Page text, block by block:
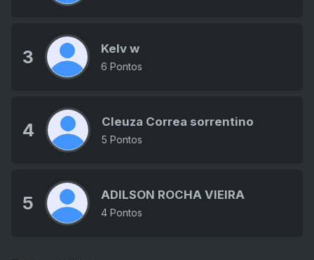
3 Kelv w
6 Pontos
4 Cleuza Correa sorrentino
5 Pontos
5 ADILSON ROCHA VIEIRA
4 Pontos